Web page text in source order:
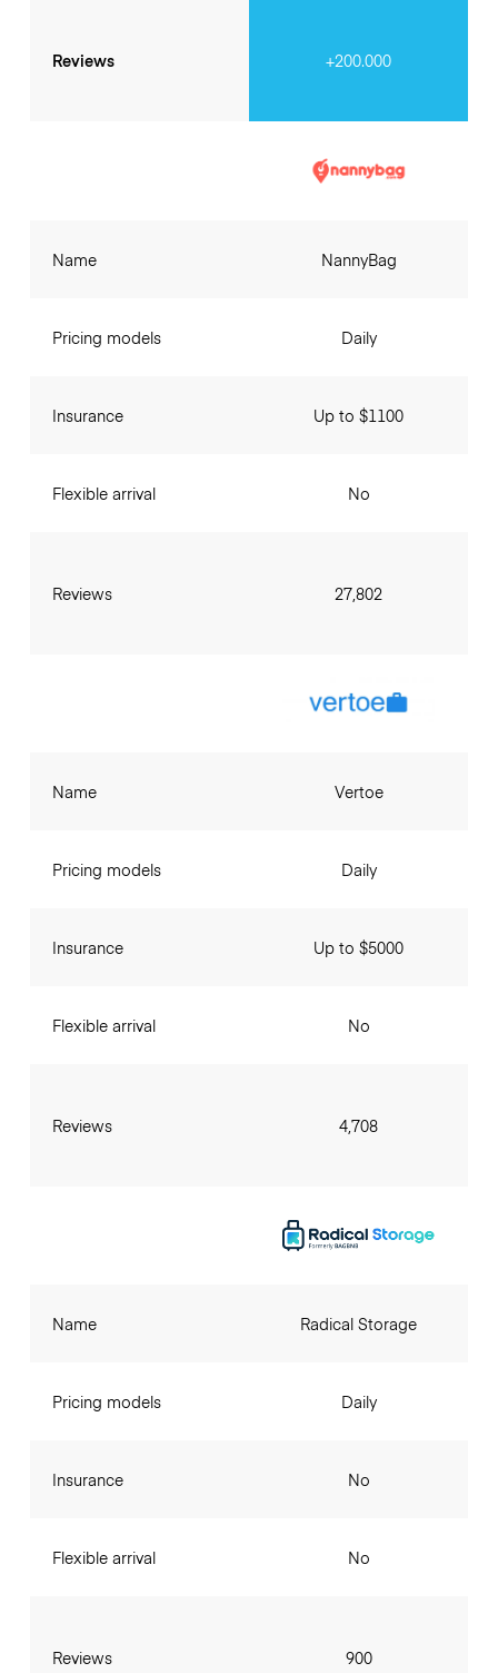
Reviews +200.000
Name
Pricing models
Insurance
Flexible arrival
Reviews
NannyBag
Daily
Up to $1100
No
27,802
Name
Pricing models
Insurance
Flexible arrival
Reviews
Vertoe
Daily
Up to $5000
No
4,708
Name
Pricing models
Insurance
Flexible arrival
Reviews
Radical Storage
Daily
No
No
900